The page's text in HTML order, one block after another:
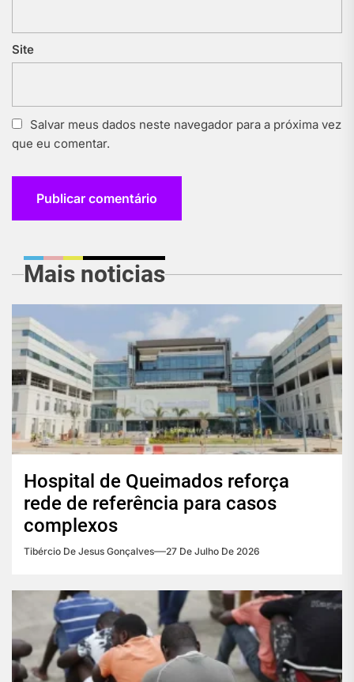
Site
Salvar meus dados neste navegador para a próxima vez
que eu comentar.
Mais noticias
Hospital de Queimados reforça
rede de referência para casos
complexos
Tibércio De Jesus Gonçalves 27 De Julho De 2026